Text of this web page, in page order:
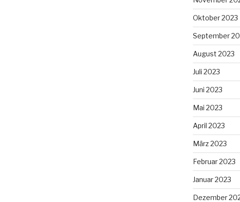
Oktober 2023
September
August 2023
Juli 2023
Juni 2023
Mai 2023
April 2023
März 2023
Februar 2023
Januar 2023
Dezember